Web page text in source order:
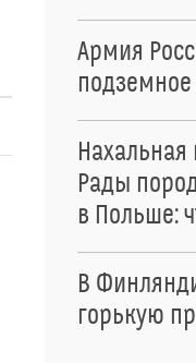
Армия
Нахальная
Рады
в Польше:
В
горькую